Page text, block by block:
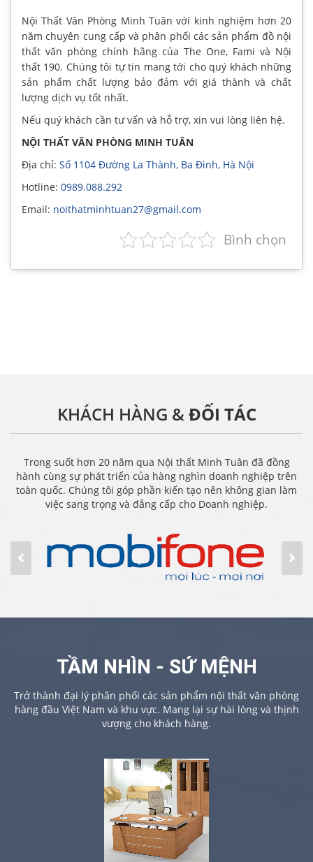
Nội Thất Văn Phòng Minh Tuân với kinh nghiệm hơn 20
năm chuyên cung cấp và phân phối các sản phẩm đồ nội
thất văn phòng chính hãng của The One, Fami và Nội
thất 190. Chúng tôi tự tin mang tới cho quý khách những
sản phẩm chất lượng bảo đảm với giá thành và chất
lượng dịch vụ tốt nhất.
Nếu quý khách cần tư vấn và hỗ trợ, xin vui lòng liên hệ.
NỘI THẤT VĂN PHÒNG MINH TUÂN
Địa chỉ: Số 1104 Đường La Thành, Ba Đình, Hà Nội
Hotline: 0989.088.292
Email: noithatminhtuan27@gmail.com
Bình chọn
KHÁCH HÀNG &ĐỐI TÁC
Trong suốt hơn 20 năm qua Nội thất Minh Tuân đã đồng
hành cùng sự phát triển của hàng nghìn doanh nghiệp trên
toàn quốc. Chúng tôi góp phần kiến tạo nên không gian làm
việc sang trọng và đẳng cấp cho Doanh nghiệp.
TẦM NHÌN - SỨ MỆNH
Trở thành đại lý phân phối các sản phẩm nội thất văn phòng
hàng đầu Việt Nam và khu vực. Mang lại sự hài lòng và thịnh
vượng cho khách hàng.